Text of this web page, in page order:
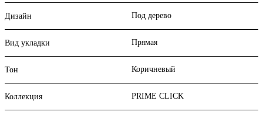
Дизайн Под дерево
Вид укладки Прямая
Тон Коричневый
Коллекция PRIME CLICK